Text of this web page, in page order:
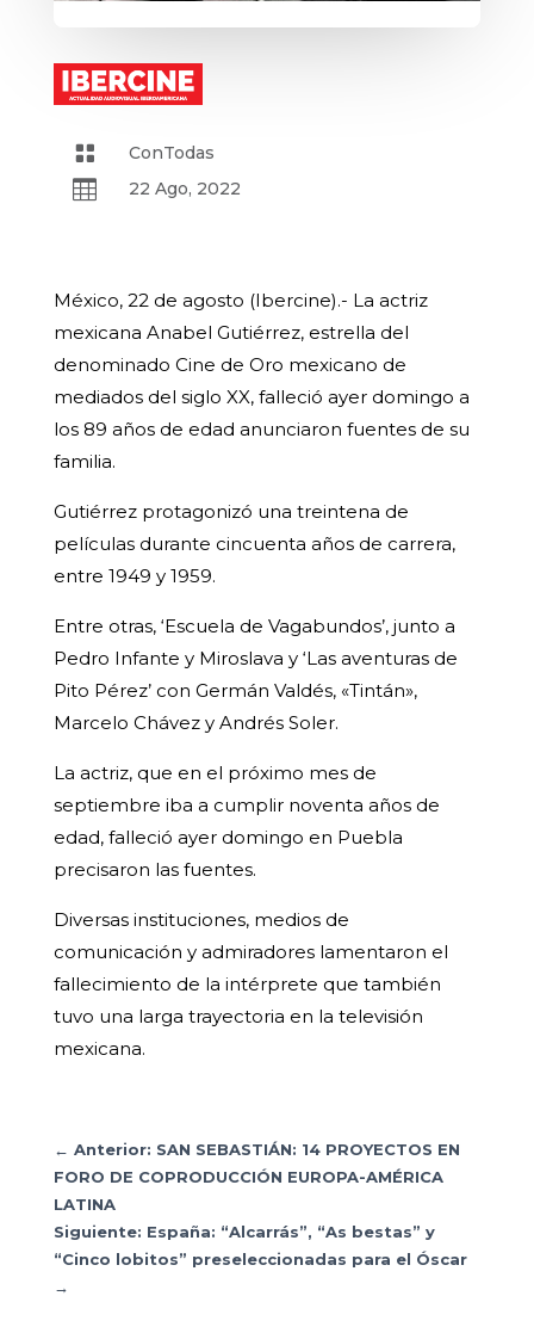
 ConTodas
 22 Ago, 2022
México, 22 de agosto (Ibercine).- La actriz
mexicana Anabel Gutiérrez, estrella del
denominado Cine de Oro mexicano de
mediados del siglo XX, falleció ayer domingo a
los 89 años de edad anunciaron fuentes de su
familia.
Gutiérrez protagonizó una treintena de
películas durante cincuenta años de carrera,
entre 1949 y 1959.
Entre otras, ‘Escuela de Vagabundos’, junto a
Pedro Infante y Miroslava y ‘Las aventuras de
Pito Pérez’ con Germán Valdés, «Tintán»,
Marcelo Chávez y Andrés Soler.
La actriz, que en el próximo mes de
septiembre iba a cumplir noventa años de
edad, falleció ayer domingo en Puebla
precisaron las fuentes.
Diversas instituciones, medios de
comunicación y admiradores lamentaron el
fallecimiento de la intérprete que también
tuvo una larga trayectoria en la televisión
mexicana.
← Anterior: SAN SEBASTIÁN: 14 PROYECTOS EN
FORO DE COPRODUCCIÓN EUROPA-AMÉRICA
LATINA
Siguiente: España: “Alcarrás”, “As bestas” y
“Cinco lobitos” preseleccionadas para el Óscar
→